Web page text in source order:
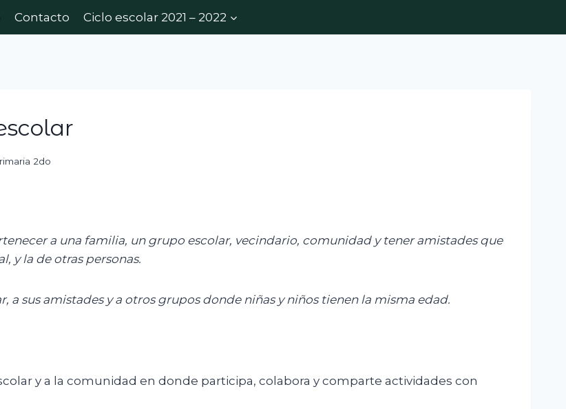
Contacto Ciclo escolar 2021 – 2022
2do
a una familia, un grupo escolar, vecindario, comunidad y tener amistades que
y la de otras personas.
a sus amistades y a otros grupos donde niñas y niñostienen la misma edad.
y a la comunidad en donde participa, colabora y comparte actividades con